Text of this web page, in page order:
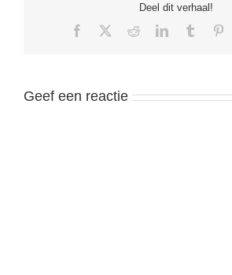
Deel dit verhaal!
Facebook RedditLinkedInTumblr
Geef een reactie